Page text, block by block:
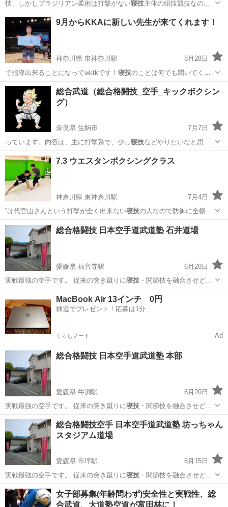
技、しかしブラジリアン柔術は打撃がない寝技主体の組技競技なので
女性や子供、年齢問…
徳島 板野郡 その他
9月からKKAに新しい先生が来てくれます！
神奈川県 東神奈川駅
8月28日
で指導出来ることになってwktkです！ 寝技のことは何でも聞いてくだ
さい！”りゅう…
神奈川 横浜市 東神奈川駅 空手/他格闘技
総合武道（総合格闘技_空手_キックボクシン
グ）
奈良県 生駒市
7月7日
っています。内容は、主に打撃系で、少し寝技などやりたいなと思っ
ています。 基本…
奈良 生駒市 空手/他格闘技
7.3 ウエスタンボクシングクラス
神奈川県 東神奈川駅
7月4日
”は代官山さんという打撃が全く出来ない寝技の人なので防御に全振り
した構えをしてた…
神奈川 横浜市 東神奈川駅 空手/他格闘技 格闘技
総合格闘技 日本空手道武道塾 石井道場
愛媛県 福音寺駅
6月20日
実戦最強の空手です。 従来の突き蹴りに寝技・関節技を融合させどん
な相手・状況でも…
松山市 福音寺駅 スポーツ 武道
MacBook Air 13インチ 0円
抽選でプレゼント！応募は1分
くらしノート Ad
総合格闘技 日本空手道武道塾 本部
愛媛県 牛渕駅
6月20日
実戦最強の空手です。 従来の突き蹴りに寝技・関節技を融合させどん
な相手・状況でも…
愛媛 東温市 牛渕駅 空手/他格闘技 武道
総合格闘技空手 日本空手道武道塾 坊っちゃん
スタジアム道場
愛媛県 市坪駅
6月15日
実戦最強の空手です。 従来の突き蹴りに寝技・関節技を融合させどん
な相手・状況でも…
愛媛 松山市 市坪駅 空手/他格闘技 総合格闘技
女子部募集(年齢問わず)安全性と実戦性、総
合武道、大道塾空道が富田林に！